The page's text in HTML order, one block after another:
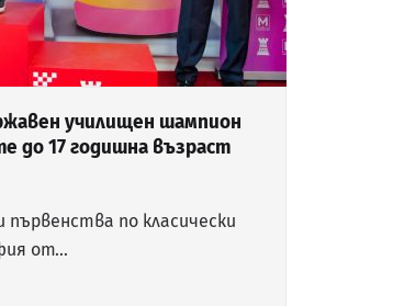
училищен шампион
до 17 годишна възраст
по класически
от…